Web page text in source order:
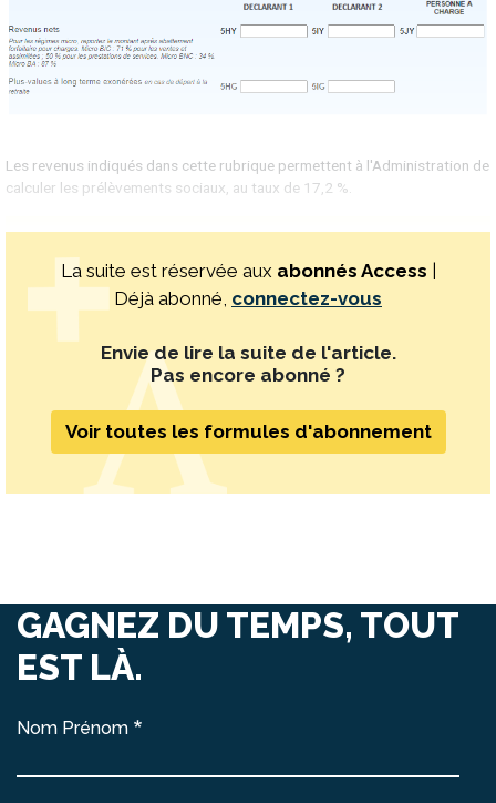
Les revenus indiqués dans cette rubrique permettent à l'Administration de
calculer les prélèvements sociaux, au taux de 17,2 %.
La suite est réservée aux abonnés Access |
Déjà abonné, connectez-vous
Envie de lire la suite de l'article.
Pas encore abonné ?
Voir toutes les formules d'abonnement
GAGNEZ DU TEMPS, TOUT
EST LÀ.
Nom Prénom